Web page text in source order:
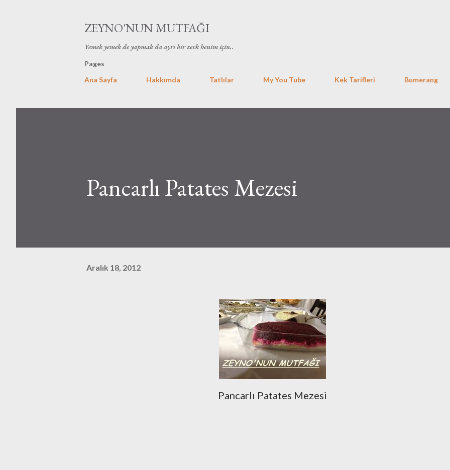
ZEYNO'NUN MUTFAĞI
Yemek yemek de yapmak da ayrı bir zevk benim için..
Pages
Ana Sayfa
Hakkımda Tatlılar My You Tube Kek Tarifleri Bumerang
Pancarlı Patates Mezesi
Aralık 18, 2012
Pancarlı Patates Mezesi